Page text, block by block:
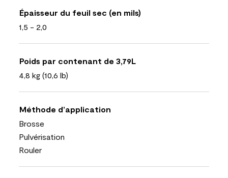
Épaisseur du feuil sec (en mils)
1,5 - 2,0
Poids par contenant de 3,79L
4,8 kg (10,6 lb)
Méthode d’application
Brosse
Pulvérisation
Rouler